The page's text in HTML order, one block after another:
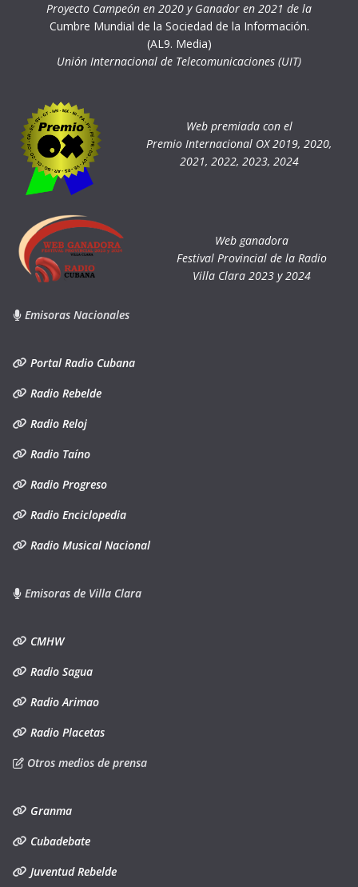
Proyecto Campeón en 2020 y Ganador en 2021 de la
Cumbre Mundial de la Sociedad de la Información.
(AL9. Media)
Unión Internacional de Telecomunicaciones (UIT)
Web premiada con el
Premio Internacional OX 2019, 2020,
2021, 2022, 2023, 2024
Web ganadora
Festival Provincial de la Radio
Villa Clara 2023 y 2024
Emisoras Nacionales
Portal Radio Cubana
Radio Rebelde
Radio Reloj
Radio Taíno
Radio Progreso
Radio Enciclopedia
Radio Musical Nacional
Emisoras de Villa Clara
CMHW
Radio Sagua
Radio Arimao
Radio Placetas
Otros medios de prensa
Granma
Cubadebate
Juventud Rebelde